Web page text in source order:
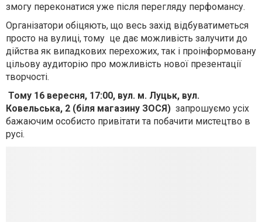
змогу переконатися уже після перегляду перфомансу.
Організатори обіцяють, що весь захід відбуватиметься
просто на вулиці, тому це дає можливість залучити до
дійства як випадкових перехожих, так і проінформовану
цільову аудиторію про можливість нової презентації
творчості.
Тому 16 вересня, 17:00, вул. м. Луцьк, вул.
Ковельська, 2 (біля магазину ЗОСЯ) запрошуємо усіх
бажаючим особисто привітати та побачити мистецтво в
русі.